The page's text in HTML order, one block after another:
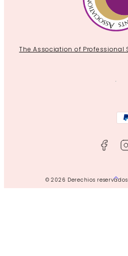
The Association of Professional
© 2026 Derechios
to